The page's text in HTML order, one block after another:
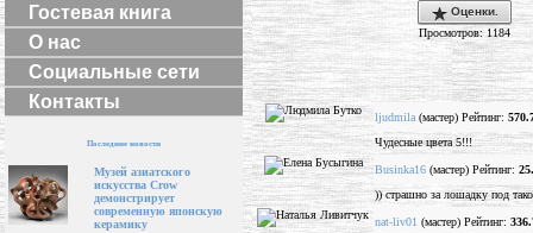
Гостевая книга
О нас
Социальные сети
Контакты
Последние новости
Музей азиатского
искусства Crow
демонстрирует
современную японскую
керамику
Оценки.
Просмотров: 1184
ljudmila (мастер) Рейтинг:
Чудесные цвета 5!!!
Businka16 (мастер) Рейтинг:
)) страшно за лошадку под
nat-liv01 (мастер) Рейтинг: